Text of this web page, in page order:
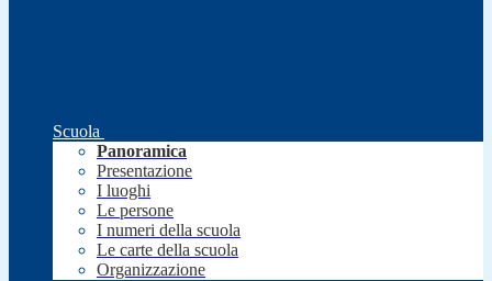
Scuola
Panoramica
Presentazione
I luoghi
Le persone
I numeri della scuola
Le carte della scuola
Organizzazione